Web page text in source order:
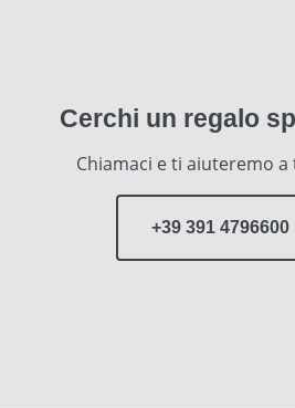
Cerchi un regalo
Chiamaci e ti aiuteremo
+39 391 4796600